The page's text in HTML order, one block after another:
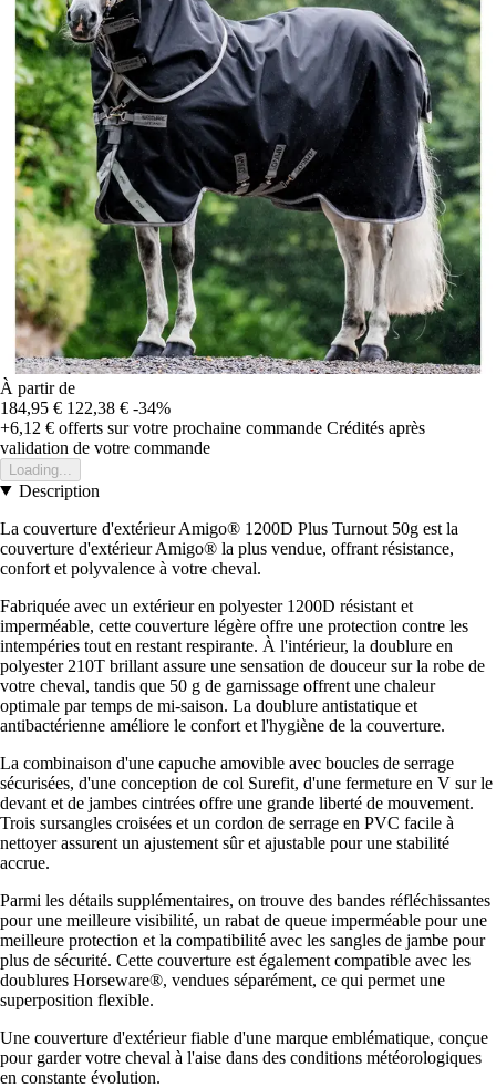
À partir de
184,95 € 122,38 € -34%
+6,12 € offerts sur votre prochaine commande Crédités après
validation de votre commande
Loading...
Description
La couverture d'extérieur Amigo® 1200D Plus Turnout 50g est la
couverture d'extérieur Amigo® la plus vendue, offrant résistance,
confort et polyvalence à votre cheval.
Fabriquée avec un extérieur en polyester 1200D résistant et
imperméable, cette couverture légère offre une protection contre les
intempéries tout en restant respirante. À l'intérieur, la doublure en
polyester 210T brillant assure une sensation de douceur sur la robe de
votre cheval, tandis que 50 g de garnissage offrent une chaleur
optimale par temps de mi-saison. La doublure antistatique et
antibactérienne améliore le confort et l'hygiène de la couverture.
La combinaison d'une capuche amovible avec boucles de serrage
sécurisées, d'une conception de col Surefit, d'une fermeture en V sur le
devant et de jambes cintrées offre une grande liberté de mouvement.
Trois sursangles croisées et un cordon de serrage en PVC facile à
nettoyer assurent un ajustement sûr et ajustable pour une stabilité
accrue.
Parmi les détails supplémentaires, on trouve des bandes réfléchissantes
pour une meilleure visibilité, un rabat de queue imperméable pour une
meilleure protection et la compatibilité avec les sangles de jambe pour
plus de sécurité. Cette couverture est également compatible avec les
doublures Horseware®, vendues séparément, ce qui permet une
superposition flexible.
Une couverture d'extérieur fiable d'une marque emblématique, conçue
pour garder votre cheval à l'aise dans des conditions météorologiques
en constante évolution.